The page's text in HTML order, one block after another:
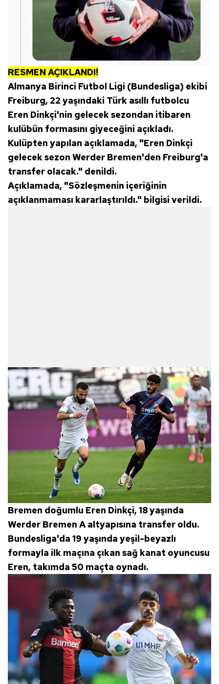
RESMEN AÇIKLANDI!
Almanya Birinci Futbol Ligi (Bundesliga) ekibi
Freiburg, 22 yaşındaki Türk asıllı futbolcu
Eren Dinkçi'nin gelecek sezondan itibaren
kulübün formasını giyeceğini açıkladı.
Kulüpten yapılan açıklamada, "Eren Dinkçi
gelecek sezon Werder Bremen'den Freiburg'a
transfer olacak." denildi.
Açıklamada, "Sözleşmenin içeriğinin
açıklanmaması kararlaştırıldı." bilgisi verildi.
Bremen doğumlu Eren Dinkçi, 18 yaşında
Werder Bremen A altyapısına transfer oldu.
Bundesliga'da 19 yaşında yeşil-beyazlı
formayla ilk maçına çıkan sağ kanat oyuncusu
Eren, takımda 50 maçta oynadı.